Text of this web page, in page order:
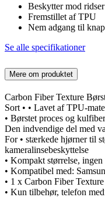
Beskytter mod
Fremstillet af TPU
Nem adgang til
Se alle specifikationer
Mere om produktet
Carbon Fiber Texture
Sort • • Lavet af TPU-
• Børstet proces og
Den indvendige del med
For • stærkede hjørner til
kameralinsebeskyttelse
• Kompakt størrelse,
• Kompatibel med:
• 1 x Carbon Fiber
• Kun tilbehør, telefon